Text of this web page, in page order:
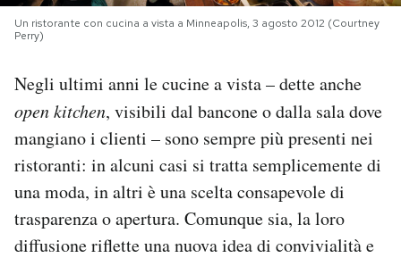
I MIEI PREFERITI
CALENDARIO
AREA PERSONALE
Area Personale
Newsletter
Un ristorante con cucina a vista a Minneapolis, 3 agosto 2012 (Courtney
Perry)
Negli ultimi anni le cucine a vista – dette anche
open kitchen, visibili dal bancone o dalla sala dove
mangiano i clienti – sono sempre più presenti nei
ristoranti: in alcuni casi si tratta semplicemente di
una moda, in altri è una scelta consapevole di
trasparenza o apertura. Comunque sia, la loro
diffusione riflette una nuova idea di convivialità e